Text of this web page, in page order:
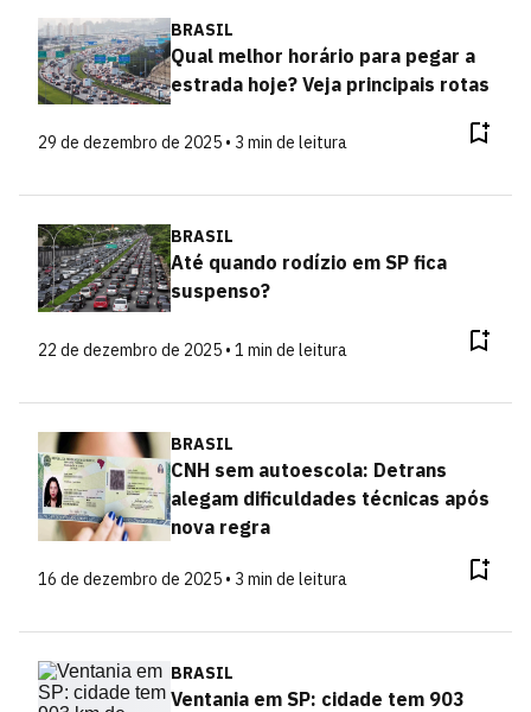
BRASIL
Qual melhor horário para pegar a
estrada hoje? Veja principais rotas
29 de dezembro de 2025 • 3 min de leitura
BRASIL
Até quando rodízio em SP fica
suspenso?
22 de dezembro de 2025 • 1 min de leitura
BRASIL
CNH sem autoescola: Detrans
alegam dificuldades técnicas após
nova regra
16 de dezembro de 2025 • 3 min de leitura
BRASIL
Ventania em SP: cidade tem 903